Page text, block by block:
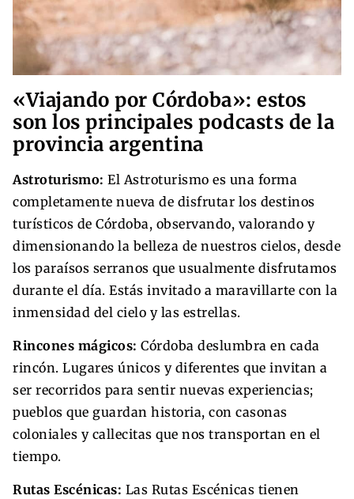
«Viajando por Córdoba»: estos
son los principales podcasts de la
provincia argentina
Astroturismo: El Astroturismo es una forma
completamente nueva de disfrutar los destinos
turísticos de Córdoba, observando, valorando y
dimensionando la belleza de nuestros cielos, desde
los paraísos serranos que usualmente disfrutamos
durante el día. Estás invitado a maravillarte con la
inmensidad del cielo y las estrellas.
Rincones mágicos: Córdoba deslumbra en cada
rincón. Lugares únicos y diferentes que invitan a
ser recorridos para sentir nuevas experiencias;
pueblos que guardan historia, con casonas
coloniales y callecitas que nos transportan en el
tiempo.
Rutas Escénicas: Las Rutas Escénicas tienen